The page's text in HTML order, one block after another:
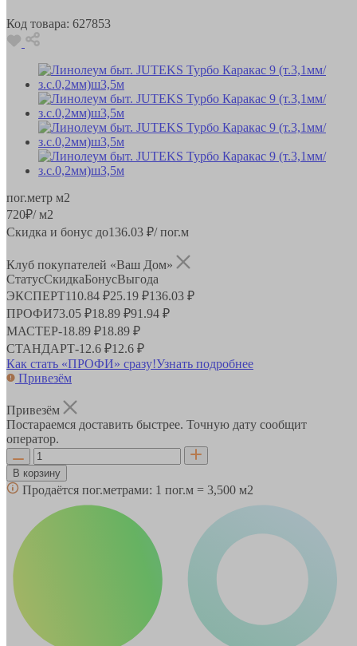
Код товара: 627853
пог.метр м2
720₽/ м2
Скидка и бонус до136.03 ₽/ пог.м
Клуб покупателей «Ваш Дом»
СтатусСкидкаБонусВыгода
ЭКСПЕРТ110.84 ₽25.19 ₽136.03 ₽
ПРОФИ73.05 ₽18.89 ₽91.94 ₽
МАСТЕР-18.89 ₽18.89 ₽
СТАНДАРТ-12.6 ₽12.6 ₽
Как стать «ПРОФИ» сразу!Узнать подробнее
Привезём
Привезём
Постараемся доставить быстрее. Точную дату сообщит
оператор.
В корзину
Продаётся пог.метрами: 1 пог.м = 3,500 м2